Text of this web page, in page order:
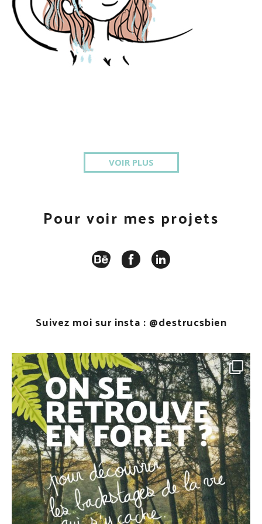
VOIR PLUS
Pour voir mes projets
Suivez moi sur insta : @destrucsbien